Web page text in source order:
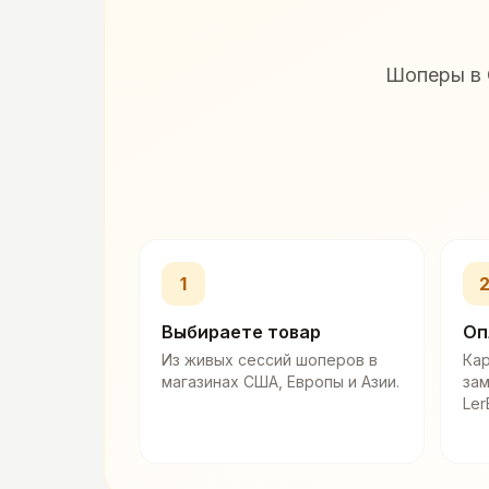
Шоперы в
1
Выбираете товар
Из живых сессий шоперов в
магазинах США, Европы и Азии.
2